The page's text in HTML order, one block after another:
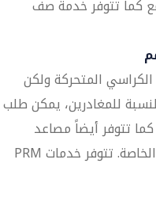
مع كما تتوفر خدمة صف
المتحركة ولكن
للمغادرين، يمكن طلب
تتوفر أيضاً مصاعد
ودورات مياه خاصة بذوي الاحتياجات الخاصة. تتوفر خدمات PRM